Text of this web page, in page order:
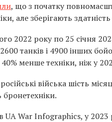
, що з початку
але зберігають
2022 року по 25 січня
танків і 4900 інших
менше техніки, ніж у
війська шість
UA War Infographics, у